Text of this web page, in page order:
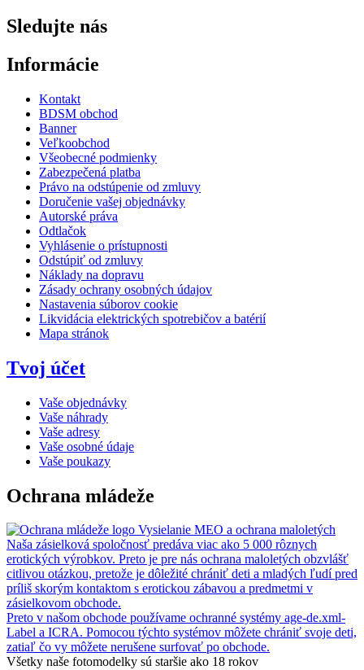
Sledujte nás
Informácie
Kontakt
BDSM obchod
Banner
Veľkoobchod
Všeobecné podmienky
Zabezpečená platba
Právo na odstúpenie od zmluvy
Doručenie vašej objednávky
Autorské práva
Odtlačok
Vyhlásenie o prístupnosti
Odstúpiť od zmluvy
Náklady na dopravu
Zásady ochrany osobných údajov
Nastavenia súborov cookie
Likvidácia elektrických spotrebičov a batérií
Mapa stránok
Tvoj účet
Vaše objednávky
Vaše náhrady
Vaše adresy
Vaše osobné údaje
Vaše poukazy
Ochrana mládeže
Vysielanie MEO a ochrana maloletých
Naša zásielková spoločnosť predáva viac ako 5 000 rôznych
erotických výrobkov. Preto je pre nás ochrana maloletých obzvlášť
citlivou otázkou, pretože je dôležité chrániť deti a mladých ľudí pred
príliš skorým kontaktom s erotickou zábavou a predmetmi v
zásielkovom obchode.
Preto v našom obchode používame ochranné systémy age-de.xml-
Label a ICRA. Pomocou týchto systémov môžete chrániť svoje deti,
zatiaľ čo vy môžete nerušene surfovať po obchode.
Všetky naše fotomodelky sú staršie ako 18 rokov